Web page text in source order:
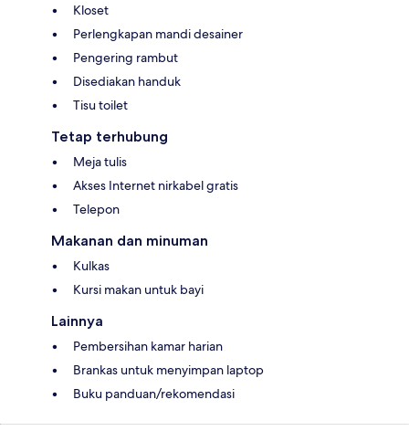
Kloset
Perlengkapan mandi desainer
Pengering rambut
Disediakan handuk
Tisu toilet
Tetap terhubung
Meja tulis
Akses Internet nirkabel gratis
Telepon
Makanan dan minuman
Kulkas
Kursi makan untuk bayi
Lainnya
Pembersihan kamar harian
Brankas untuk menyimpan laptop
Buku panduan/rekomendasi